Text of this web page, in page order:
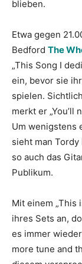
blieben.
Etwa gegen
Bedford The
„This Song I
ein, bevor sie
spielen.
merkt er „You’ll
Um wenigstens
sieht man
so auch das
Publikum.
Mit einem „This
ihres Sets an,
es immer wieder
more tune and